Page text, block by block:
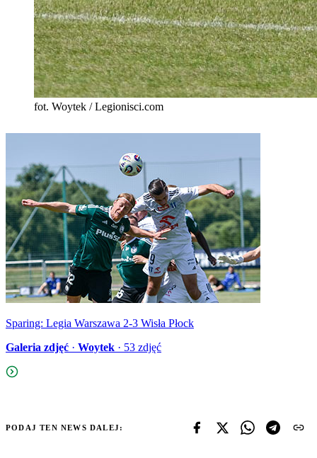
fot. Woytek / Legionisci.com
Sparing: Legia Warszawa 2-3 Wisła Płock
Galeria zdjęć · Woytek · 53 zdjęć
PODAJ TEN NEWS DALEJ: